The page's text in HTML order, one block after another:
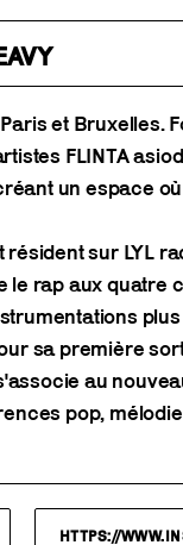
et Bruxelles.
FLINTA
un espace
sur LYL
rap aux quatre
sa première
au
pop,
HTTPS://